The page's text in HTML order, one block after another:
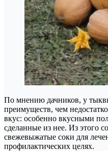
По мнению дачников, у
преимуществ, чем
вкус: особенно вкусными
сделанные из нее. Из этого
свежевыжатые соки для
профилактических целях.